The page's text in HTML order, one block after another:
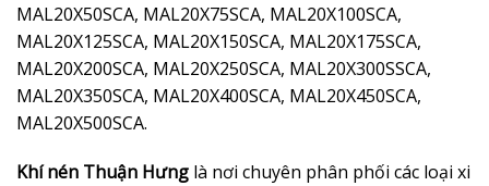
MAL20X50SCA, MAL20X75SCA, MAL20X100SCA,
MAL20X125SCA, MAL20X150SCA, MAL20X175SCA,
MAL20X200SCA, MAL20X250SCA, MAL20X300SSCA,
MAL20X350SCA, MAL20X400SCA, MAL20X450SCA,
MAL20X500SCA.
Khí nén Thuận Hưng là nơi chuyên phân phối các loại xi